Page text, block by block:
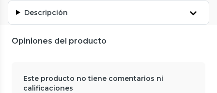
Descripción
Opiniones del producto
Este producto no tiene comentarios ni
calificaciones